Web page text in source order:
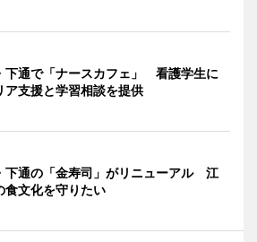
下通で「ナースカフェ」 看護学生に
ア支援と学習相談を提供
下通の「金寿司」がリニューアル 江
食文化を守りたい